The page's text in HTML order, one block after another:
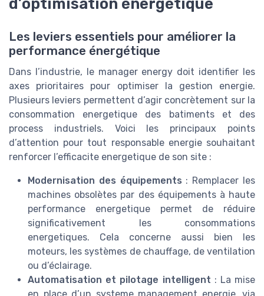
d’optimisation énergétique
Les leviers essentiels pour améliorer la
performance énergétique
Dans l’industrie, le manager energy doit identifier les
axes prioritaires pour optimiser la gestion energie.
Plusieurs leviers permettent d’agir concrètement sur la
consommation energetique des batiments et des
process industriels. Voici les principaux points
d’attention pour tout responsable energie souhaitant
renforcer l’efficacite energetique de son site :
Modernisation des équipements : Remplacer les
machines obsolètes par des équipements à haute
performance energetique permet de réduire
significativement les consommations
energetiques. Cela concerne aussi bien les
moteurs, les systèmes de chauffage, de ventilation
ou d’éclairage.
Automatisation et pilotage intelligent : La mise